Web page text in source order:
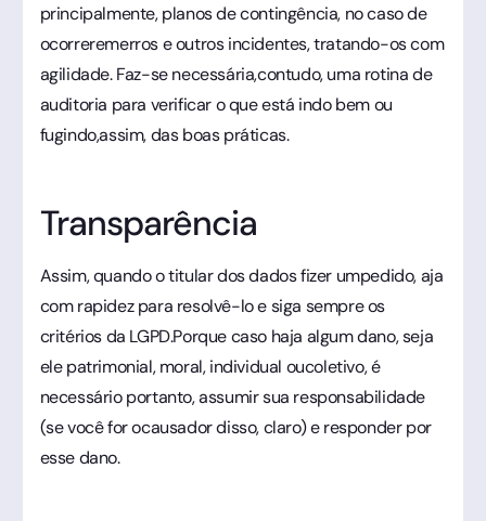
principalmente, planos de contingência, no caso de
ocorreremerros e outros incidentes, tratando-os com
agilidade. Faz-se necessária,contudo, uma rotina de
auditoria para verificar o que está indo bem ou
fugindo,assim, das boas práticas.
Transparência
Assim, quando o titular dos dados fizer umpedido, aja
com rapidez para resolvê-lo e siga sempre os
critérios da LGPD.Porque caso haja algum dano, seja
ele patrimonial, moral, individual oucoletivo, é
necessário portanto, assumir sua responsabilidade
(se você for ocausador disso, claro) e responder por
esse dano.